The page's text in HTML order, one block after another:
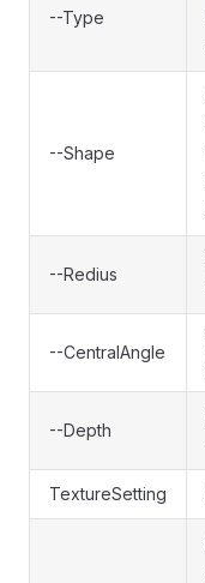
--Type
--Shape
--Redius
--CentralAngle
--Depth
TextureSetting